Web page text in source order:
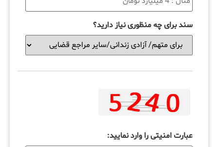
سند برای چه منظوری نیاز دارید؟
عبارت امنیتی را وارد نمایید: